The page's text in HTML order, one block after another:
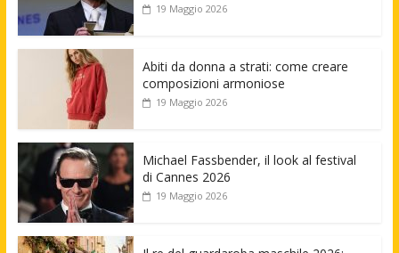
19 Maggio 2026
Abiti da donna a strati: come creare
composizioni armoniose
19 Maggio 2026
Michael Fassbender, il look al festival
di Cannes 2026
19 Maggio 2026